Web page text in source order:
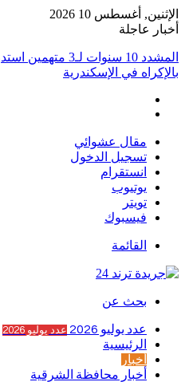
الإثنين, أغسطس 10 2026
أخبار عاجلة
المشدد 10 سنوات
بالإكراه في الإسكندرية
مقال عشوائي
تسجيل الدخول
انستقرام
يوتيوب
تويتر
فيسبوك
القائمة
بحث عن
عدد يوليو 2026 عدد يوليو 2026
الرئيسية
أخبار
أخبار محافظة الشرقية